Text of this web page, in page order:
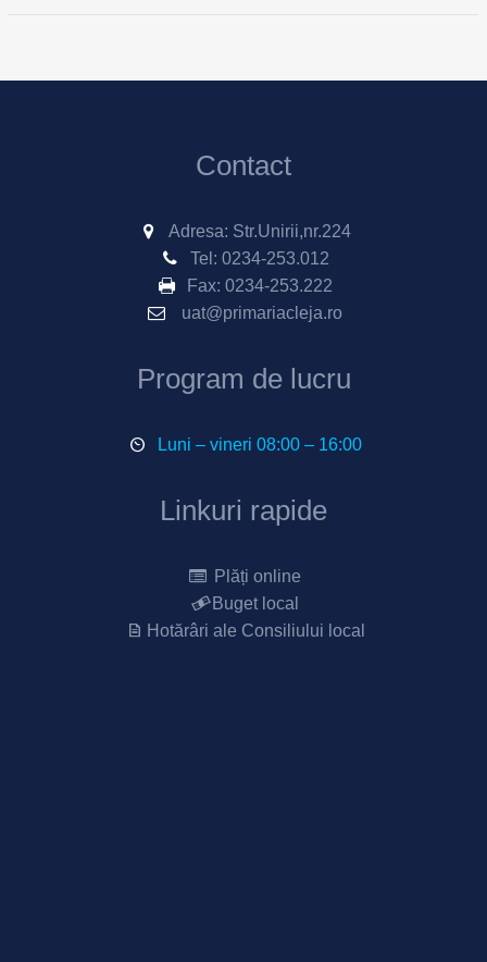
Contact
Adresa: Str.Unirii,nr.224
Tel: 0234-253.012
Fax: 0234-253.222
uat@primariacleja.ro
Program de lucru
Luni – vineri 08:00 – 16:00
Linkuri rapide
Plăți online
Buget local
Hotărâri ale Consiliului local